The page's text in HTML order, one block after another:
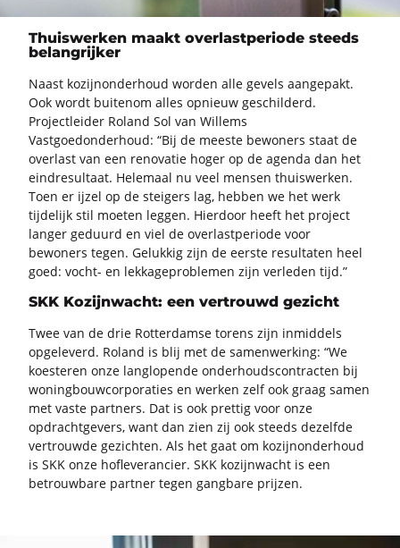
Thuiswerken maakt overlastperiode steeds
belangrijker
Naast ko­zijn­on­der­houd wor­den alle ge­vels aan­ge­pakt.
Ook wordt bui­ten­om alles op­nieuw ge­schil­derd.
Pro­ject­lei­der Roland Sol van Wil­lems
Vast­goed­on­der­houd: “Bij de mees­te be­wo­ners staat de
over­last van een re­no­va­tie hoger op de agen­da dan het
eind­re­sul­taat. He­le­maal nu veel men­sen thuis­wer­ken.
Toen er ijzel op de stei­gers lag, heb­ben we het werk
tij­de­lijk stil moe­ten leg­gen. Hier­door heeft het pro­ject
lan­ger ge­duurd en viel de over­last­pe­ri­o­de voor
be­wo­ners tegen. Ge­luk­kig zijn de eer­ste re­sul­ta­ten heel
goed: vocht-​ en lek­ka­ge­pro­ble­men zijn ver­le­den tijd.”
SKK Kozijnwacht: een vertrouwd gezicht
Twee van de drie Rot­ter­dam­se to­rens zijn in­mid­dels
op­ge­le­verd. Roland is blij met de sa­men­wer­king: “We
koes­te­ren onze lang­lo­pen­de on­der­houds­con­trac­ten bij
wo­ning­bouw­cor­po­ra­ties en wer­ken zelf ook graag samen
met vaste part­ners. Dat is ook pret­tig voor onze
op­dracht­ge­vers, want dan zien zij ook steeds de­zelf­de
ver­trouw­de ge­zich­ten. Als het gaat om ko­zijn­on­der­houd
is SKK onze hof­le­ve­ran­cier. SKK ko­zijn­wacht is een
be­trouw­ba­re part­ner tegen gang­ba­re prij­zen.